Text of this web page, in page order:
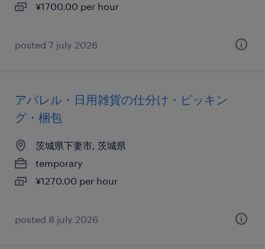
¥1700.00 per hour
posted 7 july 2026
アパレル・日用雑貨の仕分け・ピッキン
グ・梱包
茨城県下妻市, 茨城県
temporary
¥1270.00 per hour
posted 8 july 2026